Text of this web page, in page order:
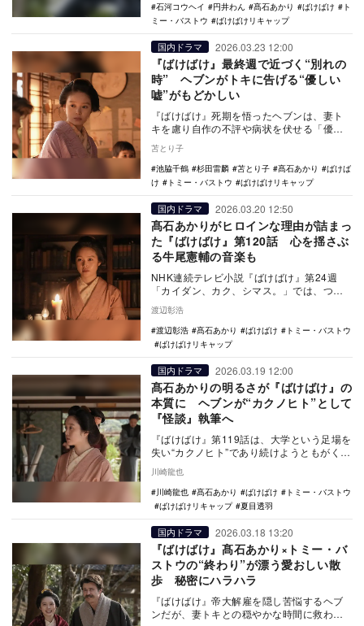
石河コウヘイ
円井わん 髙石あかり ばけばけ
ト
ミー・バストウ
ばけばけリキャップ
国内ドラマ 2026.03.23 12:00
『ばけばけ』最終週で近づく“別れの
時” ヘブンがトキに告げる“優しい
嘘”がもどかしい
『ばけばけ』死期を悟ったヘブンは、妻ト
キを慮り自作の不評や病状を伏せる「優し
えに嘘で自分を…
苫とり子
池脇千鶴
杉田雷麟 苫とり子 髙石あかり
ばけば
け
トミー・バストウ ばけばけリキャップ
国内ドラマ 2026.03.20 12:50
髙石あかりがヒロインな理由が詰まっ
た『ばけばけ』第120話 心を揺さぶ
る牛尾憲輔の音楽も
NHK連続テレビ小説『ばけばけ』第24週
「カイダン、カク、シマス。」では、つい
にヘブン（トミー・バストウ）が新著を書
き上げる。そ…
渡辺彰浩
渡辺彰浩
髙石あかり ばけばけ
トミー・バストウ
ばけばけリキャップ
国内ドラマ 2026.03.19 12:00
髙石あかりの明るさが『ばけばけ』の
本質に ヘブンが“カクノヒト”として
『怪談』執筆へ
『ばけばけ』第119話は、大学という足場を
失い“カクノヒト”であり続けようともがくヘ
い、目…
川崎龍也
川崎龍也
髙石あかり ばけばけ
トミー・バストウ
ばけばけリキャップ
夏目透羽
国内ドラマ 2026.03.18 13:20
『ばけばけ』髙石あかり×トミー・バ
ストウの“終わり”が漂う愛おしい散
歩 秘密にハラハラ
『ばけばけ』帝大解雇を隠し苦悩するヘブ
ンだが、妻トキとの穏やかな時間に救われ